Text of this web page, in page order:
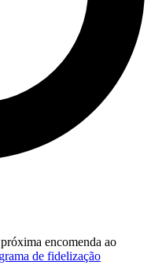
encomenda ao
de fidelização